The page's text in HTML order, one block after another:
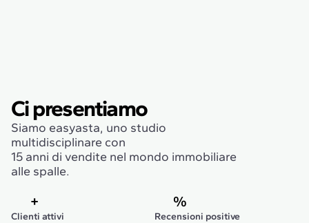
Ci presentiamo
Siamo easyasta, uno studio
multidisciplinare con
15 anni di vendite nel mondo immobiliare
alle spalle.
+
Clienti attivi
%
Recensioni positive